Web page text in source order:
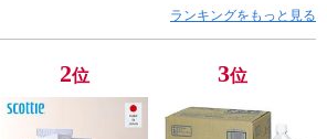
カンド冷蔵庫 山善
ランキングをもっと見る
2位 3位